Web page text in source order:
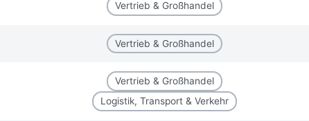
Vertrieb & Großhandel
Vertrieb & Großhandel
Vertrieb & Großhandel
Logistik, Transport & Verkehr